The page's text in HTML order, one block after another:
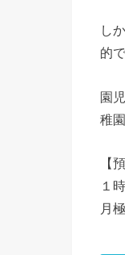
し
的
園
稚
【
１
月